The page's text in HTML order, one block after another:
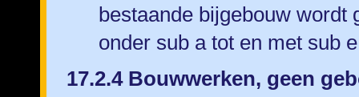
bestaande bijgebouw wordt
onder sub a tot en met sub
17.2.4 Bouwwerken, geen